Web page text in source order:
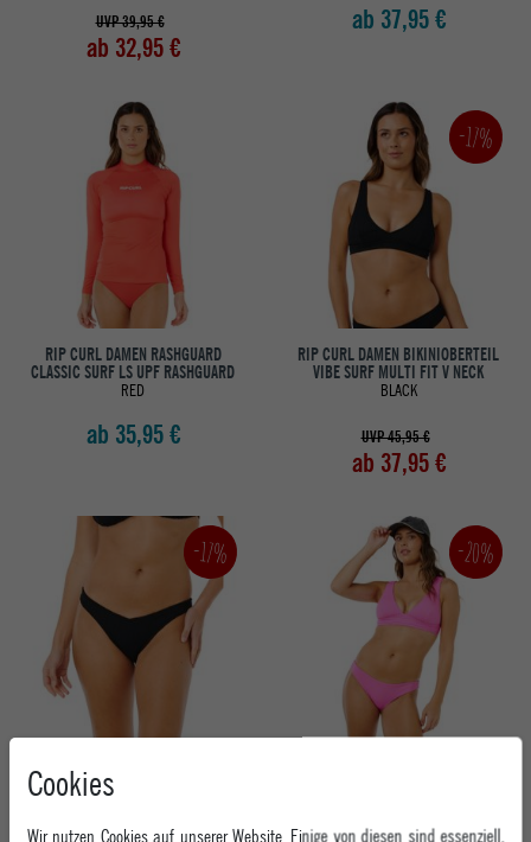
UVP 39,95 €
ab 32,95 €
ab 37,95 €
RIP CURL DAMEN RASHGUARD
CLASSIC SURF LS UPF RASHGUARD
RED
ab 35,95 €
-17%
RIP CURL DAMEN BIKINIOBERTEIL
VIBE SURF MULTI FIT V NECK
BLACK
UVP 45,95 €
ab 37,95 €
-17%
RIP CURL DAMEN BIKINIHOSE VIBE
SURF HIGH CHEEKY
-20%
Cookies
Wir nutzen Cookies auf unserer Website. Einige von diesen sind essenziell,